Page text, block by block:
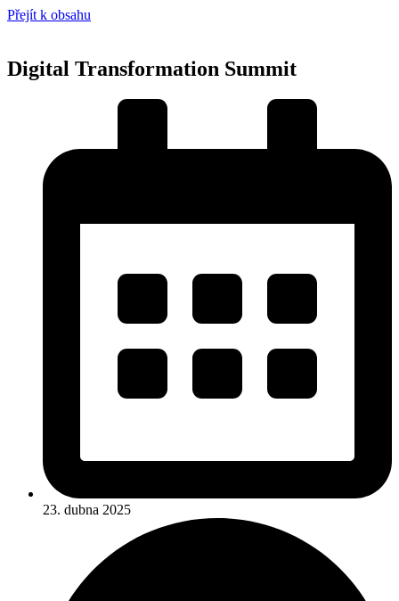
Přejít k obsahu
Digital Transformation Summit
23. dubna 2025